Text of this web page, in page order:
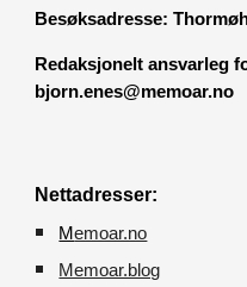
Besøksadresse:
Redaksjonelt ansvarleg
bjorn.enes@memoar.no
Nettadresser:
Memoar.no
Memoar.blog